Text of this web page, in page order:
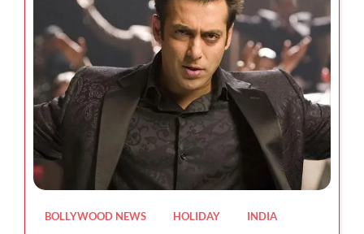
BOLLYWOOD NEWS HOLIDAY INDIA